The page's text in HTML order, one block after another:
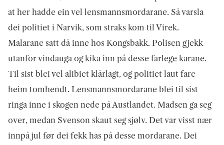
at her hadde ein vel lensmanns­mor­darane. Så varsla
dei politiet i Narvik, som straks kom til Virek.
Malarane satt då inne hos Kongsbakk. Polisen gjekk
utanfor vindauga og kika inn på desse farlege karane.
Til sist blei vel alibiet klårlagt, og politiet laut fare
heim tomhendt. Lens­manns­mordarane blei til sist
ringa inne i skogen nede på Austlandet. Madsen ga seg
over, medan Svenson skaut seg sjølv. Det var visst nær
innpå jul før dei fekk has på desse mordarane. Dei